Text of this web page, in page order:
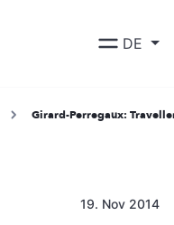
DE
Girard-Perregaux:
19. Nov 2014